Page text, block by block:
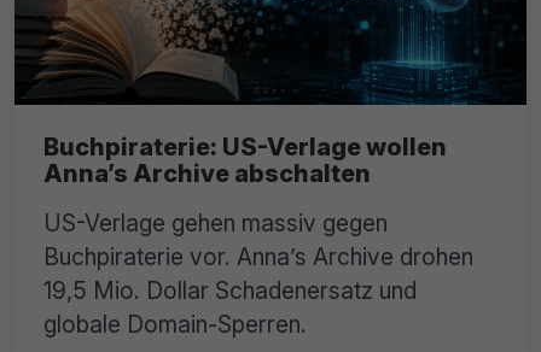
Buchpiraterie: US-Verlage wollen
Anna’s Archive abschalten
US-Verlage gehen massiv gegen
Buchpiraterie vor. Anna’s Archive drohen
19,5 Mio. Dollar Schadenersatz und
globale Domain-Sperren.